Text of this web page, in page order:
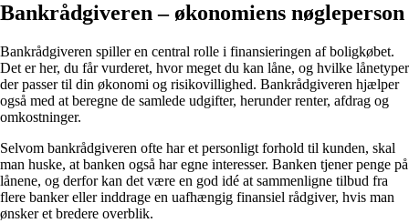
Bankrådgiveren – økonomiens nøgleperson
Bankrådgiveren spiller en central rolle i finansieringen af boligkøbet.
Det er her, du får vurderet, hvor meget du kan låne, og hvilke lånetyper
der passer til din økonomi og risikovillighed. Bankrådgiveren hjælper
også med at beregne de samlede udgifter, herunder renter, afdrag og
omkostninger.
Selvom bankrådgiveren ofte har et personligt forhold til kunden, skal
man huske, at banken også har egne interesser. Banken tjener penge på
lånene, og derfor kan det være en god idé at sammenligne tilbud fra
flere banker eller inddrage en uafhængig finansiel rådgiver, hvis man
ønsker et bredere overblik.